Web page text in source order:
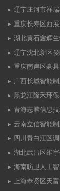
辽宁庄河市祥
重庆长寿区西
湖北黄石鑫辉
辽宁沈北新区
重庆南岸区豪
广西长城智能
黑龙江隆禾环
青海志腾信息
云南立信智能
四川青白江区
湖北武昌区维
海南昉卫人工
上海奉贤区天